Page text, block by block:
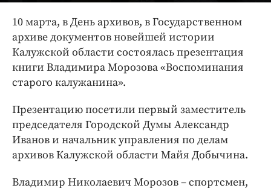
Клиника года
Бренд года
Работодатель года
10 марта, в День архивов, в Государственном
архиве документов новейшей истории
Калужской области состоялась презентация
книги Владимира Морозова «Воспоминания
старого калужанина».
Презентацию посетили первый заместитель
председателя Городской Думы Александр
Иванов и начальник управления по делам
архивов Калужской области Майя Добычина.
Владимир Николаевич Морозов – спортсмен,